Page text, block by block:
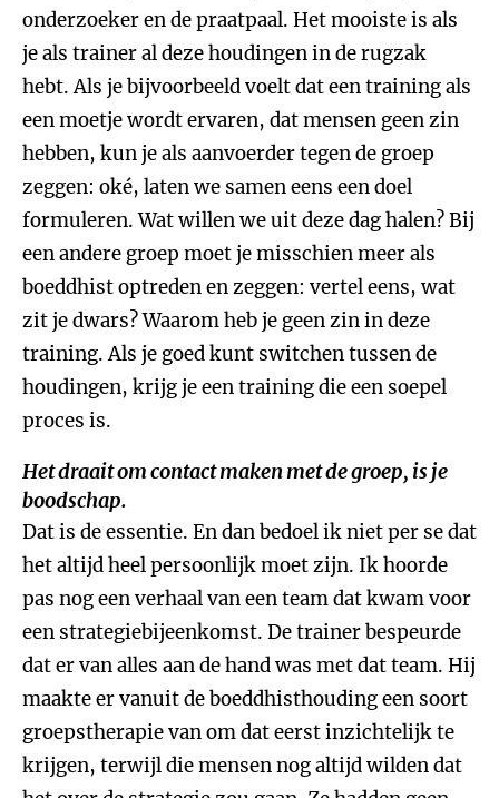
onderzoeker en de praatpaal. Het mooiste is als
je als trainer al deze houdingen in de rugzak
hebt. Als je bijvoorbeeld voelt dat een training als
een moetje wordt ervaren, dat mensen geen zin
hebben, kun je als aanvoerder tegen de groep
zeggen: oké, laten we samen eens een doel
formuleren. Wat willen we uit deze dag halen? Bij
een andere groep moet je misschien meer als
boeddhist optreden en zeggen: vertel eens, wat
zit je dwars? Waarom heb je geen zin in deze
training. Als je goed kunt switchen tussen de
houdingen, krijg je een training die een soepel
proces is.
Het draait om contact maken met de groep, is je
boodschap.
Dat is de essentie. En dan bedoel ik niet per se dat
het altijd heel persoonlijk moet zijn. Ik hoorde
pas nog een verhaal van een team dat kwam voor
een strategiebijeenkomst. De trainer bespeurde
dat er van alles aan de hand was met dat team. Hij
maakte er vanuit de boeddhisthouding een soort
groepstherapie van om dat eerst inzichtelijk te
krijgen, terwijl die mensen nog altijd wilden dat